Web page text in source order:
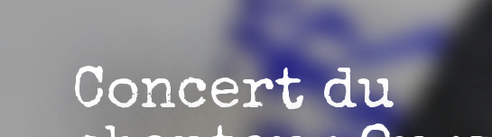
Concert du